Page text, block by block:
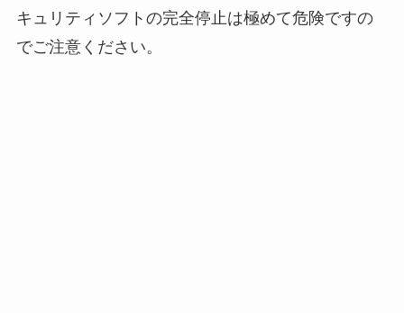
キュリティソフトの完全停止は極めて危険ですの
でご注意ください。